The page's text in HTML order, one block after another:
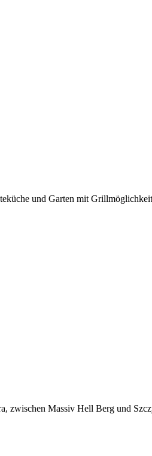
und Garten mit
Massiv Hell Berg und